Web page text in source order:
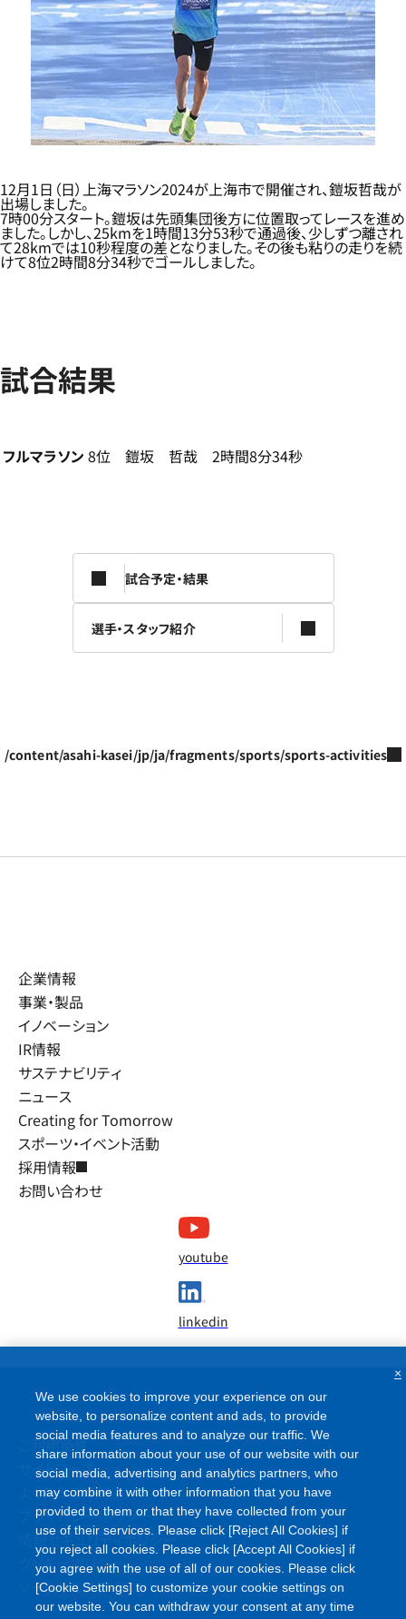
12月1日（日）上海マラソン2024が上海市で開催され、鎧坂哲哉が
出場しました。
7時00分スタート。鎧坂は先頭集団後方に位置取ってレースを進め
ました。しかし、25kmを1時間13分53秒で通過後、少しずつ離され
て28kmでは10秒程度の差となりました。その後も粘りの走りを続
けて8位2時間8分34秒でゴールしました。
試合結果
フルマラソン 8位 鎧坂 哲哉 2時間8分34秒
試合予定・結果
選手・スタッフ紹介
/content/asahi-kasei/jp/ja/fragments/sports/sports-activities
企業情報
事業・製品
イノベーション
IR情報
サステナビリティ
ニュース
Creating for Tomorrow
スポーツ・イベント活動
採用情報
お問い合わせ
youtube
linkedin
ご利用条件
サイトマップ
よくあるご質問
プライバシーポリシー
情報セキュリティポリシー
クッキーポリシー
ソーシャルメディアポリシー
We use cookies to improve your experience on our
website, to personalize content and ads, to provide
social media features and to analyze our traffic. We
share information about your use of our website with our
social media, advertising and analytics partners, who
may combine it with other information that you have
provided to them or that they have collected from your
use of their services. Please click [Reject All Cookies] if
you reject all cookies. Please click [Accept All Cookies] if
you agree with the use of all of our cookies. Please click
[Cookie Settings] to customize your cookie settings on
our website. You can withdraw your consent at any time
×